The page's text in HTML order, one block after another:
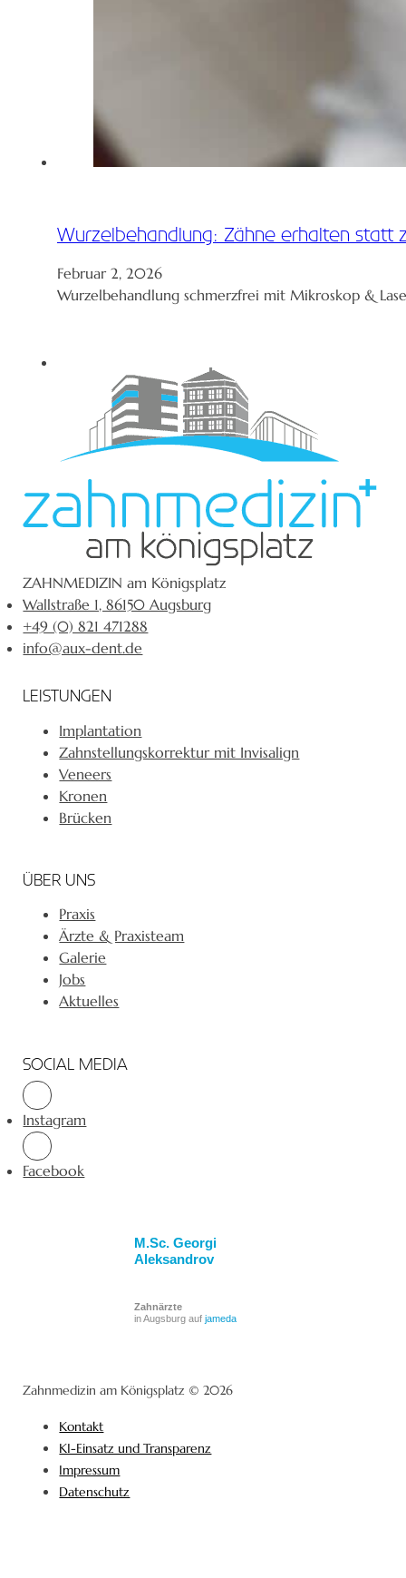
Wurzelbehandlung: Zähne erhalten statt
Februar 2, 2026
Wurzelbehandlung schmerzfrei mit Mikroskop &
ZAHNMEDIZIN am Königsplatz
Wallstraße 1, 86150 Augsburg
+49 (0) 821 471288
info@aux-dent.de
LEISTUNGEN
Implantation
Zahnstellungskorrektur mit Invisalign
Veneers
Kronen
Brücken
ÜBER UNS
Praxis
Ärzte & Praxisteam
Galerie
Jobs
Aktuelles
SOCIAL MEDIA
Instagram
Facebook
M.Sc. Georgi
Aleksandrov
Zahnärzte
in Augsburg aufjameda
Zahnmedizin am Königsplatz © 2026
Kontakt
KI-Einsatz und Transparenz
Impressum
Datenschutz